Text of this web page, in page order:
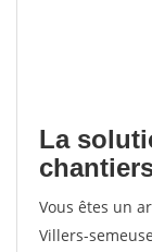
La
Vous êtes un
Villers-